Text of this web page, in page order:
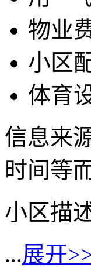
物业
小区
体育
信息来
时间等
小区描
...展开